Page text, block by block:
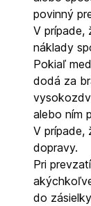
povinný
V prípade,
náklady
Pokiaľ
dodá za
alebo ním
V prípade,
dopravy.
Pri
do